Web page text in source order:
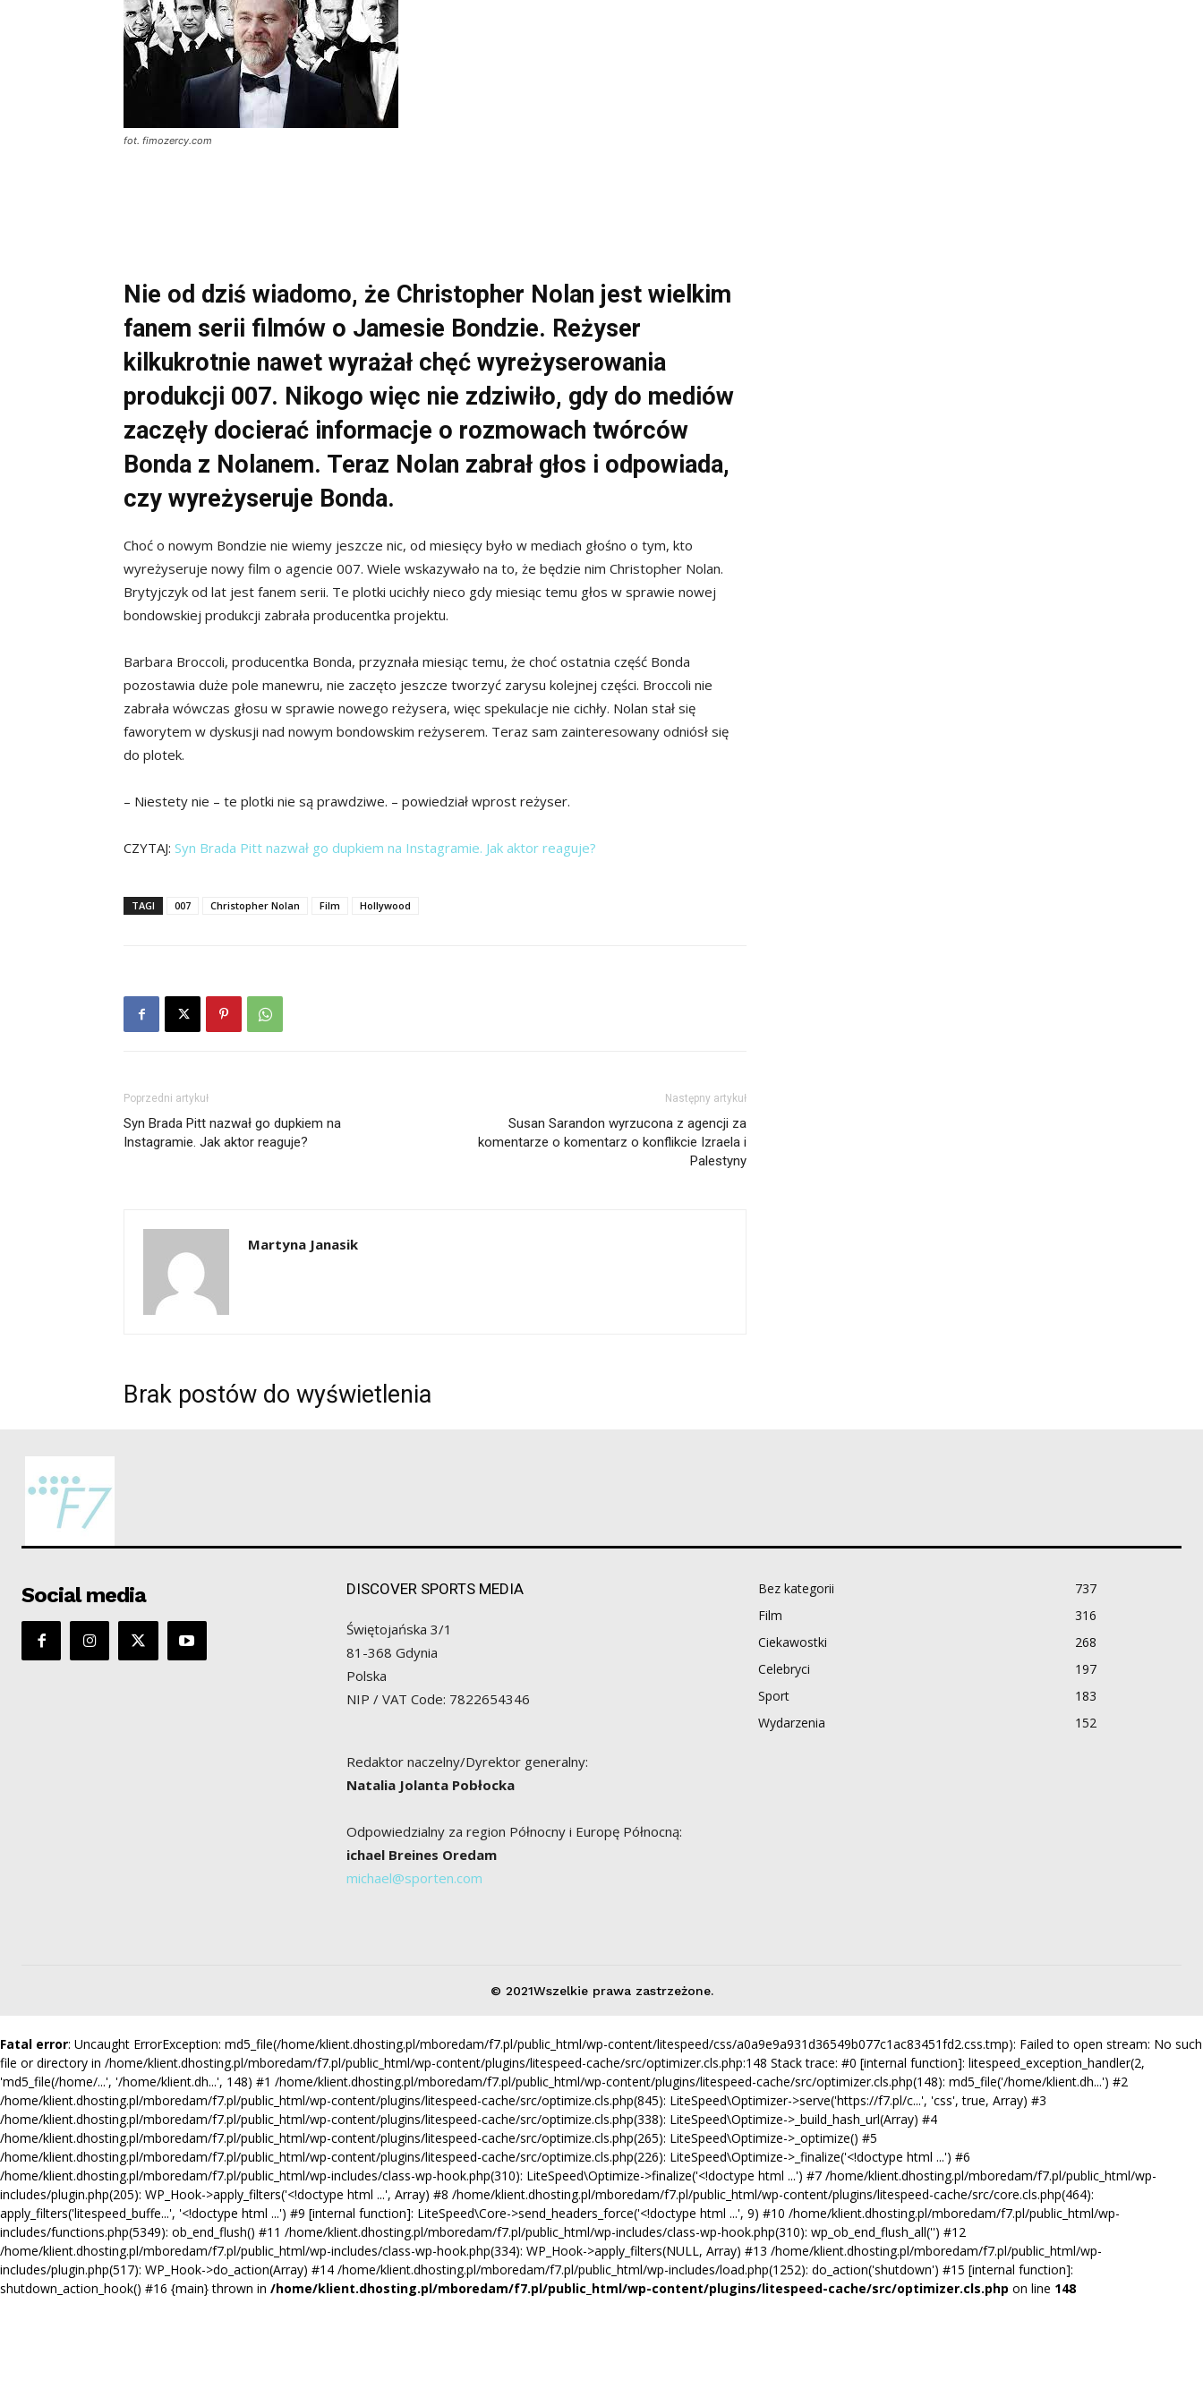
fot. fimozercy.com
Nie od dziś wiadomo, że Christopher Nolan jest wielkim
fanem serii filmów o Jamesie Bondzie. Reżyser
kilkukrotnie nawet wyrażał chęć wyreżyserowania
produkcji 007. Nikogo więc nie zdziwiło, gdy do mediów
zaczęły docierać informacje o rozmowach twórców
Bonda z Nolanem. Teraz Nolan zabrał głos i odpowiada,
czy wyreżyseruje Bonda.
Choć o nowym Bondzie nie wiemy jeszcze nic, od miesięcy było w mediach głośno o tym, kto
wyreżyseruje nowy film o agencie 007. Wiele wskazywało na to, że będzie nim Christopher Nolan.
Brytyjczyk od lat jest fanem serii. Te plotki ucichły nieco gdy miesiąc temu głos w sprawie nowej
bondowskiej produkcji zabrała producentka projektu.
Barbara Broccoli, producentka Bonda, przyznała miesiąc temu, że choć ostatnia część Bonda
pozostawia duże pole manewru, nie zaczęto jeszcze tworzyć zarysu kolejnej części. Broccoli nie
zabrała wówczas głosu w sprawie nowego reżysera, więc spekulacje nie cichły. Nolan stał się
faworytem w dyskusji nad nowym bondowskim reżyserem. Teraz sam zainteresowany odniósł się
do plotek.
– Niestety nie – te plotki nie są prawdziwe. – powiedział wprost reżyser.
CZYTAJ: Syn Brada Pitt nazwał go dupkiem na Instagramie. Jak aktor reaguje?
TAGI 007 Christopher Nolan Film Hollywood
Poprzedni artykuł
Syn Brada Pitt nazwał go dupkiem na
Instagramie. Jak aktor reaguje?
Następny artykuł
Susan Sarandon wyrzucona z agencji za
komentarze o komentarz o konflikcie Izraela i
Palestyny
Martyna Janasik
Brak postów do wyświetlenia
Social media DISCOVER SPORTS MEDIA
Świętojańska 3/1
81-368 Gdynia
Polska
NIP / VAT Code: 7822654346
Redaktor naczelny/Dyrektor generalny:
Natalia Jolanta Pobłocka
Odpowiedzialny za region Północny i Europę Północną:
ichael Breines Oredam
michael@sporten.com
Bez kategorii
737
Film
316
Ciekawostki
268
Celebryci
197
Sport
183
Wydarzenia
152
© 2021Wszelkie prawa zastrzeżone.
Fatal error: Uncaught ErrorException: md5_file(/home/klient.dhosting.pl/mboredam/f7.pl/public_html/wp-content/litespeed/css/a0a9e9a931d36549b077c1ac83451fd2.css.tmp): Failed to open stream: No such
file or directory in /home/klient.dhosting.pl/mboredam/f7.pl/public_html/wp-content/plugins/litespeed-cache/src/optimizer.cls.php:148 Stack trace: #0 [internal function]: litespeed_exception_handler(2,
'md5_file(/home/...', '/home/klient.dh...', 148) #1 /home/klient.dhosting.pl/mboredam/f7.pl/public_html/wp-content/plugins/litespeed-cache/src/optimizer.cls.php(148): md5_file('/home/klient.dh...') #2
/home/klient.dhosting.pl/mboredam/f7.pl/public_html/wp-content/plugins/litespeed-cache/src/optimize.cls.php(845): LiteSpeed\Optimizer->serve('https://f7.pl/c...', 'css', true, Array) #3
/home/klient.dhosting.pl/mboredam/f7.pl/public_html/wp-content/plugins/litespeed-cache/src/optimize.cls.php(338): LiteSpeed\Optimize->_build_hash_url(Array) #4
/home/klient.dhosting.pl/mboredam/f7.pl/public_html/wp-content/plugins/litespeed-cache/src/optimize.cls.php(265): LiteSpeed\Optimize->_optimize() #5
/home/klient.dhosting.pl/mboredam/f7.pl/public_html/wp-content/plugins/litespeed-cache/src/optimize.cls.php(226): LiteSpeed\Optimize->_finalize('<!doctype html ...') #6
/home/klient.dhosting.pl/mboredam/f7.pl/public_html/wp-includes/class-wp-hook.php(310): LiteSpeed\Optimize->finalize('<!doctype html ...') #7 /home/klient.dhosting.pl/mboredam/f7.pl/public_html/wp-
includes/plugin.php(205): WP_Hook->apply_filters('<!doctype html ...', Array) #8 /home/klient.dhosting.pl/mboredam/f7.pl/public_html/wp-content/plugins/litespeed-cache/src/core.cls.php(464):
apply_filters('litespeed_buffe...', '<!doctype html ...') #9 [internal function]: LiteSpeed\Core->send_headers_force('<!doctype html ...', 9) #10 /home/klient.dhosting.pl/mboredam/f7.pl/public_html/wp-
includes/functions.php(5349): ob_end_flush() #11 /home/klient.dhosting.pl/mboredam/f7.pl/public_html/wp-includes/class-wp-hook.php(310): wp_ob_end_flush_all('') #12
/home/klient.dhosting.pl/mboredam/f7.pl/public_html/wp-includes/class-wp-hook.php(334): WP_Hook->apply_filters(NULL, Array) #13 /home/klient.dhosting.pl/mboredam/f7.pl/public_html/wp-
includes/plugin.php(517): WP_Hook->do_action(Array) #14 /home/klient.dhosting.pl/mboredam/f7.pl/public_html/wp-includes/load.php(1252): do_action('shutdown') #15 [internal function]:
shutdown_action_hook() #16 {main} thrown in /home/klient.dhosting.pl/mboredam/f7.pl/public_html/wp-content/plugins/litespeed-cache/src/optimizer.cls.php on line 148